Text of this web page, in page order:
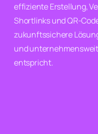
effiziente Erstellung,
Shortlinks und QR-
zukunftssichere
und
entspricht.